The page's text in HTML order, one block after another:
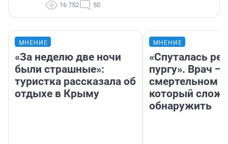
16 752 50
МНЕНИЕ
«За неделю две ночи
были страшные»:
туристка рассказала об
отдыхе в Крыму
МНЕНИЕ
«Спуталась
пургу». Врач —
смертельном
который
обнаружить